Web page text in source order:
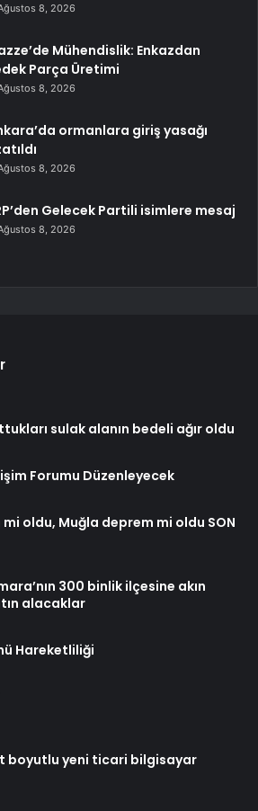
8, 2026
Mühendislik: Enkazdan
Parça Üretimi
8, 2026
ormanlara giriş yasağı
8, 2026
Gelecek Partili isimlere mesaj
8, 2026
sulak alanın bedeli ağır oldu
Forumu Düzenleyecek
oldu, Muğla deprem mi oldu SON
300 binlik ilçesine akın
alacaklar
Hareketliliği
boyutlu yeni ticari bilgisayar